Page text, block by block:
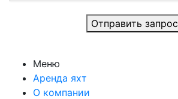
Отправить запрос
Меню
Аренда яхт
О компании